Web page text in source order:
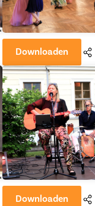
Downloaden
Downloaden